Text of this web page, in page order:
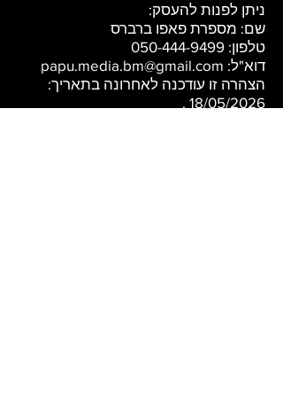
ניתן לפנות להעסק:
שם: מספרת פאפו ברברס
טלפון: 050-444-9499
דוא"ל: papu.media.bm@gmail.com
הצהרה זו עודכנה לאחרונה בתאריך:
18/05/2026
.​